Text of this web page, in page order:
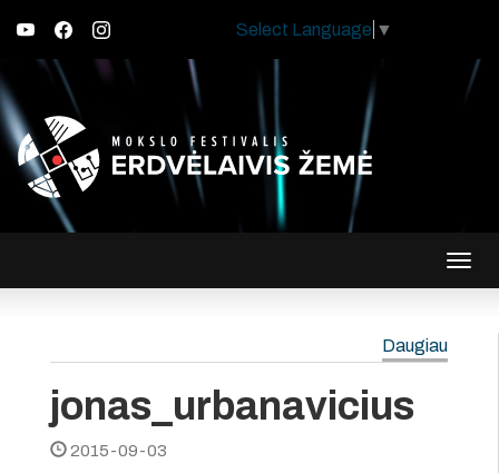
Select Language ▼
Daugiau
jonas_urbanavicius
2015-09-03